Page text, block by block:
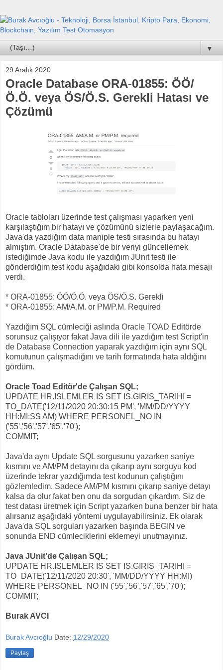
▼
29 Aralık 2020
Oracle Database ORA-01855: ÖÖ/
Ö.Ö. veya ÖS/Ö.S. Gerekli Hatası ve
Çözümü
Oracle tabloları üzerinde test çalışması yaparken yeni
karşılaştığım bir hatayı ve çözümünü sizlerle paylaşacağım.
Java'da yazdığım data maniple testi sırasında bu hatayı
almıştım. Oracle Database'de bir veriyi güncellemek
istediğimde Java kodu ile yazdığım JUnit testi ile
gönderdiğim test kodu aşağıdaki gibi konsolda hata mesajı
verdi.
* ORA-01855: ÖÖ/Ö.Ö. veya ÖS/Ö.S. Gerekli
* ORA-01855: AM/A.M. or PM/P.M. Required
Yazdığım SQL cümleciği aslında Oracle TOAD Editörde
sorunsuz çalışıyor fakat Java dili ile yazdığım test Script'in
de Database Connection yaparak yazdığım için aynı SQL
komutunun çalışmadığını ve tarih formatında hata aldığını
gördüm.
Oracle Toad Editör'de Çalışan SQL;
UPDATE HR.ISLEMLER IS SET IS.GIRIS_TARIHI =
TO_DATE('12/11/2020 20:30:15 PM', 'MM/DD/YYYY
HH:MI:SS AM) WHERE PERSONEL_NO IN
('55','56','57','65','70');
COMMIT;
Java'da aynı Update SQL sorgusunu yazarken saniye
kısmını ve AM/PM detayını da çıkarıp aynı sorguyu kod
üzerinde tekrar yazdığımda test kodunun çalıştığını
gözlemledim. Sadece AM/PM kısmını çıkarıp saniye detayı
kalsa da olur fakat ben onu da sorgudan çıkardım. Siz de
test datası üretmek için Script yazarken buna benzer bir hata
alırsanız aşağıdaki yöntemi uygulayabilirsiniz. Ek olarak
Java'da SQL sorguları yazarken başında BEGIN ve
sonunda END cümleciklerini eklemeyi unutmayınız.
Java JUnit'de Çalışan SQL;
UPDATE HR.ISLEMLER IS SET IS.GIRIS_TARIHI =
TO_DATE('12/11/2020 20:30', 'MM/DD/YYYY HH:MI)
WHERE PERSONEL_NO IN ('55','56','57','65','70');
COMMIT;
Burak AVCI
Burak Avcıoğlu Date: 12/29/2020
Paylaş